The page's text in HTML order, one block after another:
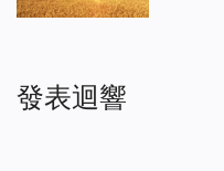
發表迴響